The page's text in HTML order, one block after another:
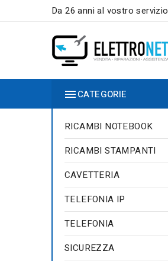
Da 26 anni al vostro servizio
CATEGORIE
RICAMBI NOTEBOOK
RICAMBI STAMPANTI
CAVETTERIA
TELEFONIA IP
TELEFONIA
SICUREZZA